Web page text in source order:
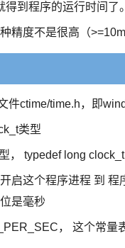
到程序的运行时间了。
精度不是很高（
件ctime/time.h，即
类型
， typedef long clock_t
启这个程序进程 到
是毫秒
， 这个常量